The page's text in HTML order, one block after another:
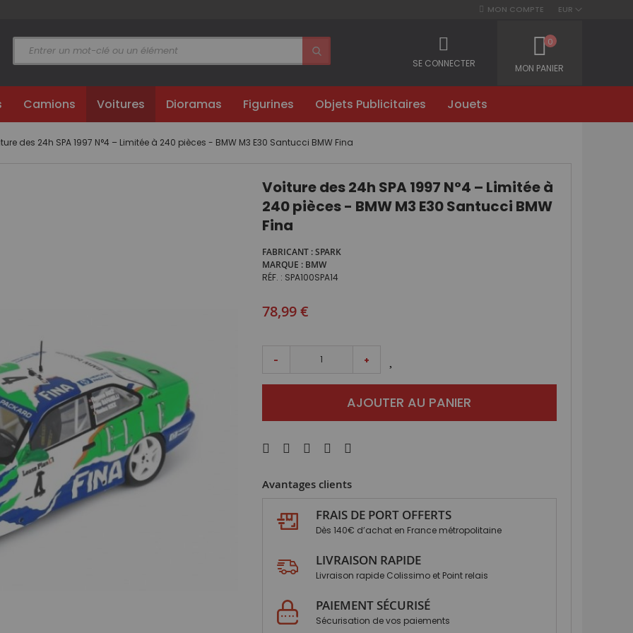
EUR
MON COMPTE
MON PANIER
0
SE CONNECTER
Camions Voitures Dioramas Figurines Objets Publicitaires Jouets
des 24h SPA 1997 N°4 – Limitée à 240 pièces - BMW M3 E30 Santucci BMW Fina
Voiture des 24h SPA 1997 N°4 – Limitée à
240 pièces - BMW M3 E30 Santucci BMW
Fina
FABRICANT SPARK
MARQUE
BMW
RÉF.
SPA100SPA14
78,99 €
- +
AJOUTER AU PANIER
Avantages clients
FRAIS DE PORT OFFERTS
Dès 140€ d’achat en France métropolitaine
LIVRAISON RAPIDE
Livraison rapide Colissimo et Point relais
PAIEMENT SÉCURISÉ
Sécurisation de vos paiements